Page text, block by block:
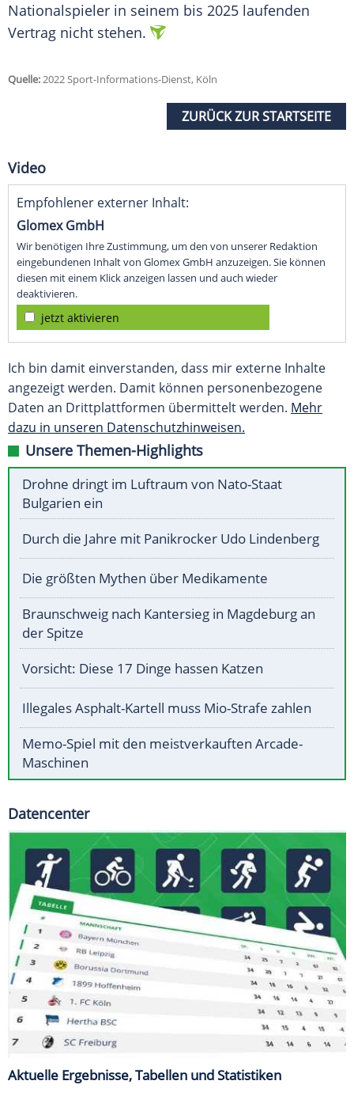
Nationalspieler in seinem bis 2025 laufenden
Vertrag nicht stehen.
Quelle:2022 Sport-Informations-Dienst, Köln
ZURÜCK ZUR STARTSEITE
Video
Empfohlener externer Inhalt:
Glomex GmbH
Wir benötigen Ihre Zustimmung, um den von unserer Redaktion
eingebundenen Inhalt von Glomex GmbH anzuzeigen. Sie können
diesen mit einem Klick anzeigen lassen und auch wieder
deaktivieren.
jetzt aktivieren
Ich bin damit einverstanden, dass mir externe Inhalte
angezeigt werden. Damit können personenbezogene
Daten an Drittplattformen übermittelt werden. Mehr
dazu in unseren Datenschutzhinweisen.
Unsere Themen-Highlights
Drohne dringt im Luftraum von Nato-Staat
Bulgarien ein
Durch die Jahre mit Panikrocker Udo Lindenberg
Die größten Mythen über Medikamente
Braunschweig nach Kantersieg in Magdeburg an
der Spitze
Vorsicht: Diese 17 Dinge hassen Katzen
Illegales Asphalt-Kartell muss Mio-Strafe zahlen
Memo-Spiel mit den meistverkauften Arcade-
Maschinen
Datencenter
Aktuelle Ergebnisse, Tabellen und Statistiken